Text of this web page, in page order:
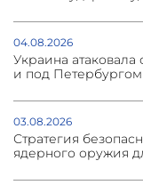
04.08.2026
Украина
и под Петербургом
03.08.2026
Стратегия
ядерного оружия